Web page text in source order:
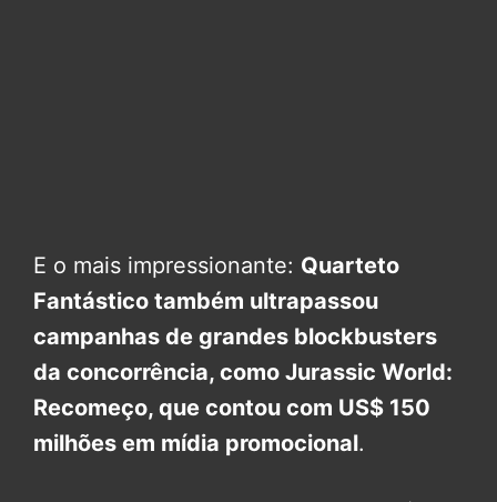
E o mais impressionante: Quarteto
Fantástico também ultrapassou
campanhas de grandes blockbusters
da concorrência, como Jurassic World:
Recomeço, que contou com US$ 150
milhões em mídia promocional.